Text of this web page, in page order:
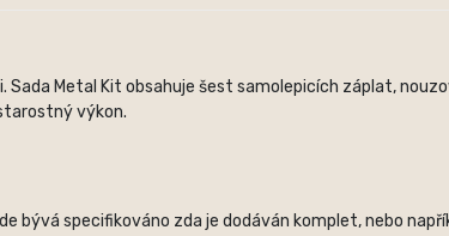
Metal Kit obsahuje šest samolepicích záplat,
výkon.
bývá specifikováno zda je dodáván komplet, nebo